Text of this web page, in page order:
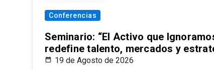
Conferencias
Seminario: “El Activo que
redefine talento, mercados y
19 de Agosto de 2026